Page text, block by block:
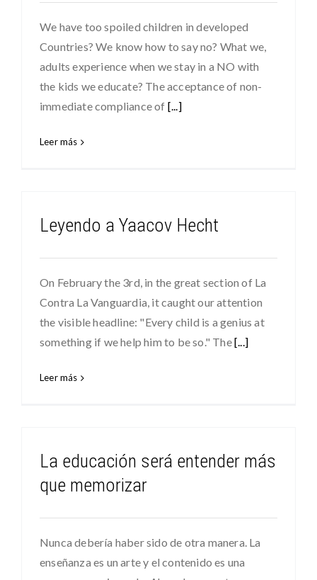
We have too spoiled children in developed
Countries? We know how to say no? What we,
adults experience when we stay in a NO with
the kids we educate? The acceptance of non-
immediate compliance of [...]
Leer más
Leyendo a Yaacov Hecht
On February the 3rd, in the great section of La
Contra La Vanguardia, it caught our attention
the visible headline: "Every child is a genius at
something if we help him to be so." The[...]
Leer más
La educación será entender más
que memorizar
Nunca debería haber sido de otra manera. La
enseñanza es un arte y el contenido es una